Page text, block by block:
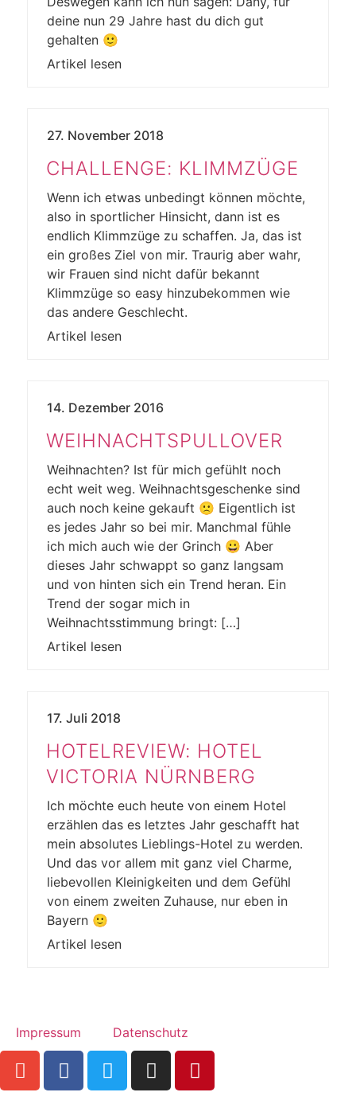
deine nun 29 Jahre hast du dich gut
gehalten 🙂
Artikel lesen
27. November 2018
CHALLENGE: KLIMMZÜGE
Wenn ich etwas unbedingt können möchte,
also in sportlicher Hinsicht, dann ist es
endlich Klimmzüge zu schaffen. Ja, das ist
ein großes Ziel von mir. Traurig aber wahr,
wir Frauen sind nicht dafür bekannt
Klimmzüge so easy hinzubekommen wie
das andere Geschlecht.
Artikel lesen
14. Dezember 2016
WEIHNACHTSPULLOVER
Weihnachten? Ist für mich gefühlt noch
echt weit weg. Weihnachtsgeschenke sind
auch noch keine gekauft 🙁 Eigentlich ist
es jedes Jahr so bei mir. Manchmal fühle
ich mich auch wie der Grinch 😀 Aber
dieses Jahr schwappt so ganz langsam
und von hinten sich ein Trend heran. Ein
Trend der sogar mich in
Weihnachtsstimmung bringt: […]
Artikel lesen
17. Juli 2018
HOTELREVIEW: HOTEL
VICTORIA NÜRNBERG
Ich möchte euch heute von einem Hotel
erzählen das es letztes Jahr geschafft hat
mein absolutes Lieblings-Hotel zu werden.
Und das vor allem mit ganz viel Charme,
liebevollen Kleinigkeiten und dem Gefühl
von einem zweiten Zuhause, nur eben in
Bayern 🙂
Artikel lesen
Impressum Datenschutz